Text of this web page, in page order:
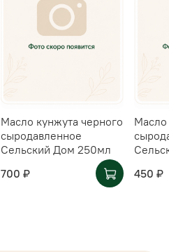
Масло кунжута черного
сыродавленное
Сельский Дом 250мл
700 ₽
Масло
450 ₽